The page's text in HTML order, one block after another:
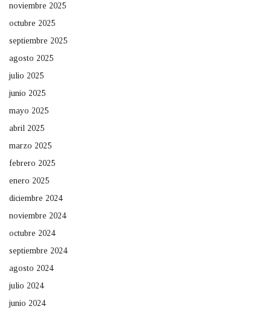
noviembre 2025
octubre 2025
septiembre 2025
agosto 2025
julio 2025
junio 2025
mayo 2025
abril 2025
marzo 2025
febrero 2025
enero 2025
diciembre 2024
noviembre 2024
octubre 2024
septiembre 2024
agosto 2024
julio 2024
junio 2024